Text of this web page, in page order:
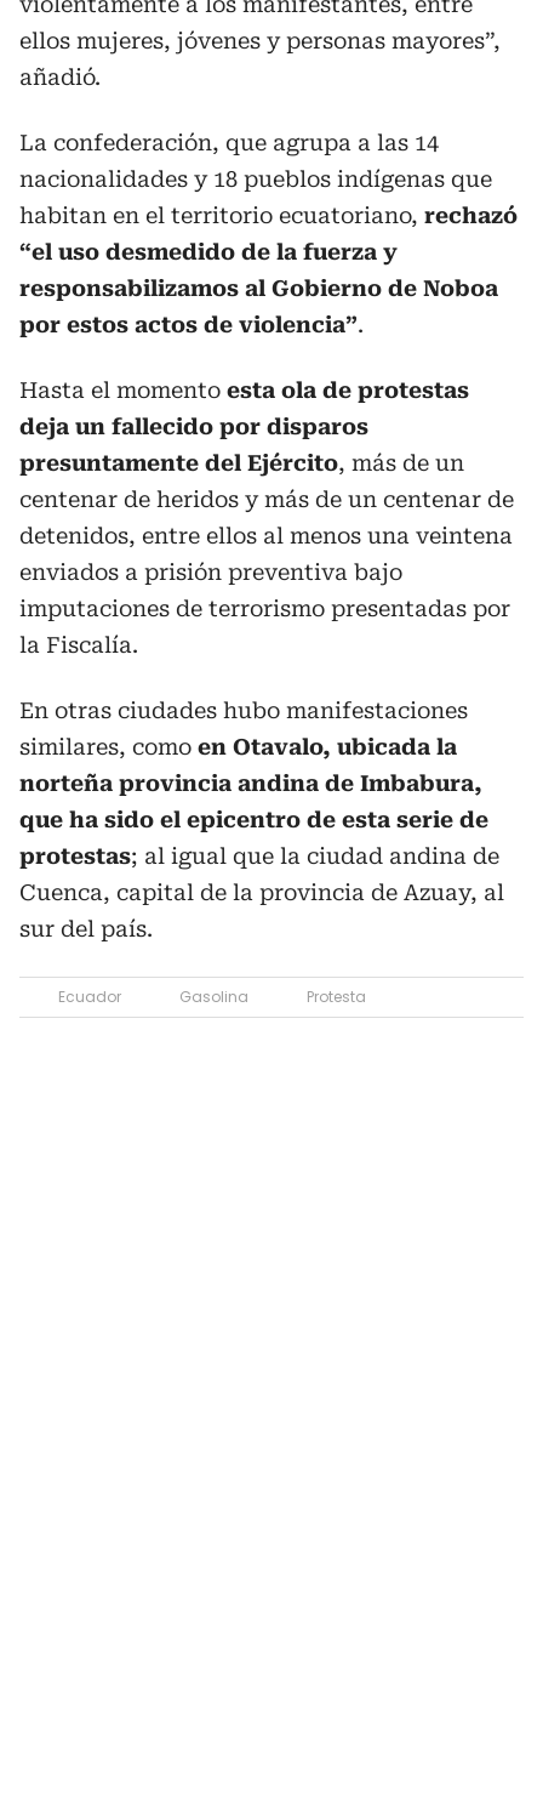
ellos mujeres, jóvenes y personas mayores”,
añadió.
La confederación, que agrupa a las 14
nacionalidades y 18 pueblos indígenas que
habitan en el territorio ecuatoriano, rechazó
“el uso desmedido de la fuerza y
responsabilizamos al Gobierno de Noboa
por estos actos de violencia”.
Hasta el momento esta ola de protestas
deja un fallecido por disparos
presuntamente del Ejército, más de un
centenar de heridos y más de un centenar de
detenidos, entre ellos al menos una veintena
enviados a prisión preventiva bajo
imputaciones de terrorismo presentadas por
la Fiscalía.
En otras ciudades hubo manifestaciones
similares, como en Otavalo, ubicada la
norteña provincia andina de Imbabura,
que ha sido el epicentro de esta serie de
protestas; al igual que la ciudad andina de
Cuenca, capital de la provincia de Azuay, al
sur del país.
Ecuador Gasolina Protesta